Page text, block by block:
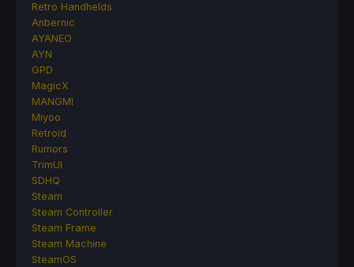
Retro Handhelds
Anbernic
AYANEO
AYN
GPD
MagicX
MANGMI
Miyoo
Retroid
Rumors
TrimUI
SDHQ
Steam
Steam Controller
Steam Frame
Steam Machine
SteamOS